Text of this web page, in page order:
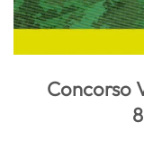
Concorso